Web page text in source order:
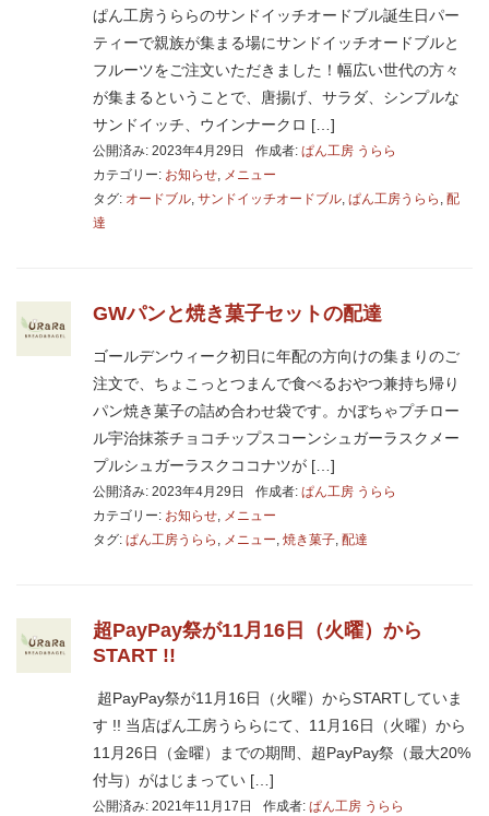
ぱん工房うららのサンドイッチオードブル誕生日パー
ティーで親族が集まる場にサンドイッチオードブルと
フルーツをご注文いただきました！幅広い世代の方々
が集まるということで、唐揚げ、サラダ、シンプルな
サンドイッチ、ウインナークロ […]
公開済み: 2023年4月29日 作成者: ぱん工房 うらら
カテゴリー: お知らせ, メニュー
タグ: オードブル, サンドイッチオードブル, ぱん工房うらら , 配
達
GWパンと焼き菓子セットの配達
ゴールデンウィーク初日に年配の方向けの集まりのご
注文で、ちょこっとつまんで食べるおやつ兼持ち帰り
パン焼き菓子の詰め合わせ袋です。かぼちゃプチロー
ル宇治抹茶チョコチップスコーンシュガーラスクメー
プルシュガーラスクココナツが […]
公開済み: 2023年4月29日 作成者: ぱん工房 うらら
カテゴリー: お知らせ, メニュー
タグ: ぱん工房うらら , メニュー, 焼き菓子, 配達
超PayPay祭が11月16日（火曜）から
START !!
超PayPay祭が11月16日（火曜）からSTARTしていま
す !! 当店ぱん工房うららにて、11月16日（火曜）から
11月26日（金曜）までの期間、超PayPay祭（最大20%
付与）がはじまってい […]
公開済み: 2021年11月17日 作成者: ぱん工房 うらら